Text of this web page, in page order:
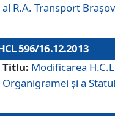
al R.A. Transport
596/16.12.2013
Titlu: Modificarea
Organigramei şi a